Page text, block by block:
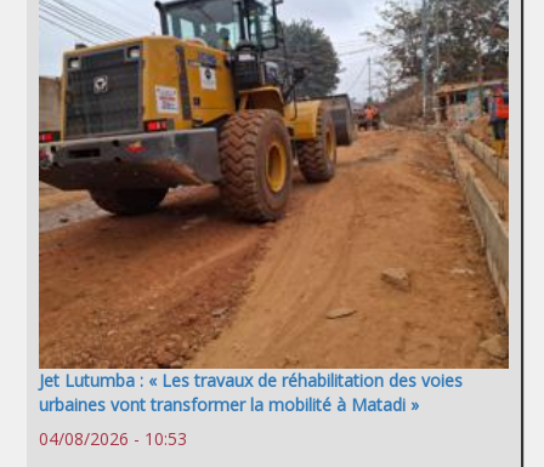
Jet Lutumba : « Les travaux de réhabilitation des voies
urbaines vont transformer la mobilité à Matadi »
04/08/2026 - 10:53